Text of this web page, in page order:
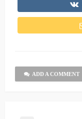
ADD A COMMENT